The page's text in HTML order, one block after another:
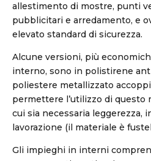
allestimento di mostre, punti
pubblicitari e arredamento, e
elevato standard di sicurezza.
Alcune versioni, più
interno, sono in polistirene
poliestere metallizzato
permettere l’utilizzo di questo
cui sia necessaria leggerezza,
lavorazione (il materiale è
Gli impieghi in interni